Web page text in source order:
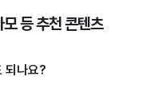
등 추천 콘텐츠
되나요?